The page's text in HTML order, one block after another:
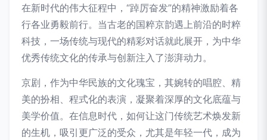
在新时代的伟大征程中，“踔厉奋发”的精神激励着各
行各业勇毅前行。当古老的国粹京韵遇上前沿的时粹
科技，一场传统与现代的精彩对话就此展开，为中华
优秀传统文化的传承与创新注入了澎湃动力。
京剧，作为中华民族的文化瑰宝，其婉转的唱腔、精
美的扮相、程式化的表演，凝聚着深厚的文化底蕴与
美学价值。在信息时代，如何让这门传统艺术焕发新
的生机，吸引更广泛的受众，尤其是年轻一代，成为